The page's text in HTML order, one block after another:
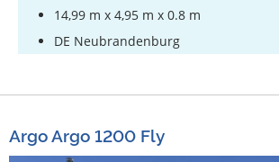
14,99 m x 4,95 m x 0.8 m
DE Neubrandenburg
Argo Argo 1200 Fly